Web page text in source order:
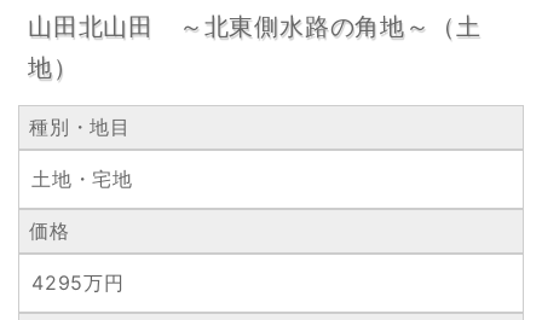
山田北山田 ～北東側水路の角地～（土
地）
種別・地目
土地・宅地
価格
4295万円